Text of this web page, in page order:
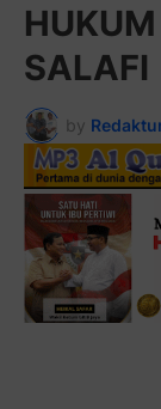
SALAFI
by